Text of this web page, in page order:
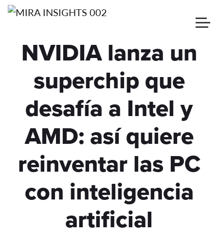
NVIDIA lanza un
superchip que
desafía a Intel y
AMD: así quiere
reinventar las PC
con inteligencia
artificial